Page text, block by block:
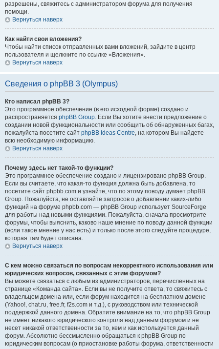
разрешены, свяжитесь с администратором форума для получения
помощи.
Вернуться наверх
Как найти свои вложения?
Чтобы найти список отправленных вами вложений, зайдите в центр
пользователя и щелкните по ссылке «Вложения».
Вернуться наверх
Сведения о phpBB 3 (Olympus)
Кто написал phpBB 3?
Это программное обеспечение (в его исходной форме) создано и
распространяется phpBB Group. Если Вы хотите внести предложение о
создании новой функциональности или сообщить об обнаруженных багах,
пожалуйста посетите сайт phpBB Ideas Centre, на котором Вы найдете
всю необходимую информацию.
Вернуться наверх
Почему здесь нет такой-то функции?
Это программное обеспечение создано и лицензировано phpBB Group.
Если вы считаете, что какая-то функция должна быть добавлена, то
посетите сайт phpbb.com и узнайте, что по этому поводу думает phpBB
Group. Пожалуйста, не оставляйте запросов о добавлении каких-либо
функций на форуме phpbb.com — phpBB Group использует SourceForge
для работы над новыми функциями. Пожалуйста, сначала просмотрите
форумы, чтобы выяснить, каково наше мнение по поводу данной функции
(если такое мнение у нас есть) и только после этого следуйте процедуре,
которая там будет описана.
Вернуться наверх
С кем можно связаться по вопросам некорректного использования или
юридических вопросов, связанных с этим форумом?
Вы можете связаться с любым из администраторов, перечисленных на
странице «Команда сайта». Если вы не получите ответа, то свяжитесь с
владельцем домена или, если форум находится на бесплатном домене
(Yahoo!, chat.ru, free.fr, f2s.com и т.д.), с руководством или технической
поддержкой данного домена. Обратите внимание на то, что phpBB Group
не имеет никакого юридического контроля над данным форумом и не
несет никакой ответственности за то, кем и как используется данный
форум. Абсолютно бессмысленно обращаться к phpBB Group по
юридическим вопросам (о приостановке работы форума, ответственности